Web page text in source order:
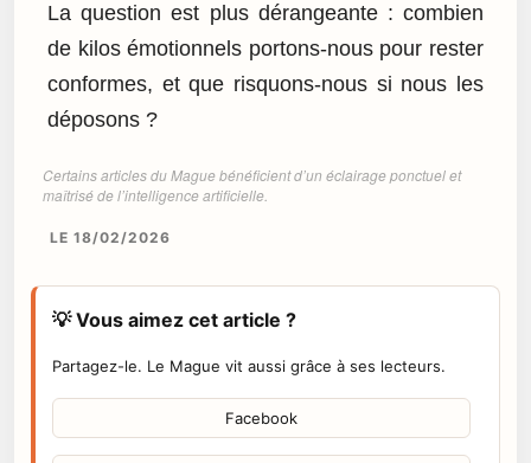
La question est plus dérangeante : combien
de kilos émotionnels portons-nous pour rester
conformes, et que risquons-nous si nous les
déposons ?
Certains articles du Mague bénéficient d’un éclairage ponctuel et
maîtrisé de l’intelligence artificielle.
LE 18/02/2026
💡 Vous aimez cet article ?
Partagez-le. Le Mague vit aussi grâce à ses lecteurs.
Facebook